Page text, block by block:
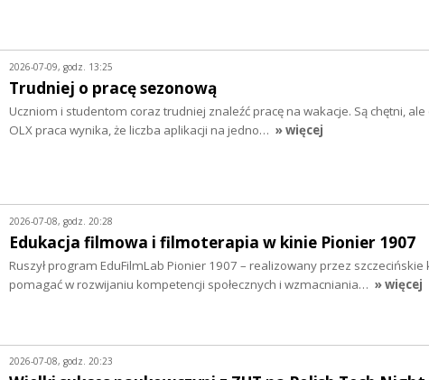
2026-07-09, godz. 13:25
Trudniej o pracę sezonową
Uczniom i studentom coraz trudniej znaleźć pracę na wakacje. Są chętni,
OLX praca wynika, że liczba aplikacji na jedno… » więcej
2026-07-08, godz. 20:28
Edukacja filmowa i filmoterapia w kinie Pionier 1907
Ruszył program EduFilmLab Pionier 1907 – realizowany przez
pomagać w rozwijaniu kompetencji społecznych i wzmacniania… » więcej
2026-07-08, godz. 20:23